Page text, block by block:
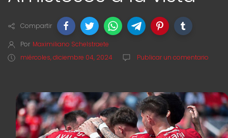
Compartir
Por Maximiliano Schelstraete
miércoles, diciembre 04, 2024
Publicar un comentario